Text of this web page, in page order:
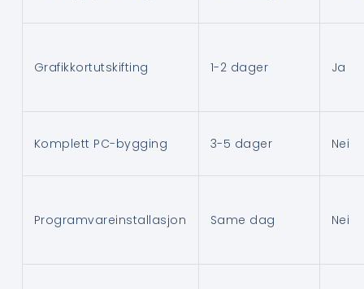
Grafikkortutskifting 1-2 dager Ja
Komplett PC-bygging 3-5 dager Nei
Programvareinstallasjon Same dag Nei